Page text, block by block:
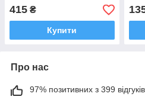
415 ₴
Купити
Про нас
97% позитивних з 399